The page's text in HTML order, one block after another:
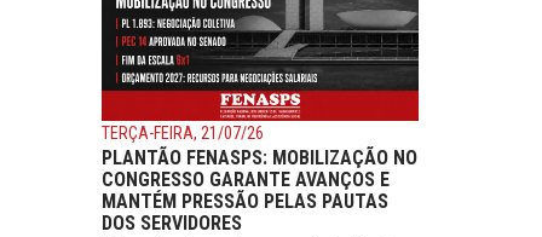
TERÇA-FEIRA, 21/07/26
PLANTÃO FENASPS: MOBILIZAÇÃO NO
CONGRESSO GARANTE AVANÇOS E
MANTÉM PRESSÃO PELAS PAUTAS
DOS SERVIDORES